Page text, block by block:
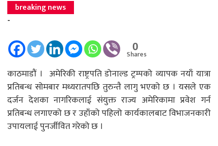
breaking news
-
0
Shares
काठमाडौं । अमेरिकी राष्ट्रपति डोनाल्ड ट्रम्पको व्यापक नयाँ यात्रा
प्रतिबन्ध सोमबार मध्यरातपछि तुरुन्तै लागु भएको छ । यसले एक
दर्जन देशका नागरिकलाई संयुक्त राज्य अमेरिकामा प्रवेश गर्न
प्रतिबन्ध लगाएको छ र उहाँको पहिलो कार्यकालबाट विभाजनकारी
उपायलाई पुनर्जीवित गरेको छ ।